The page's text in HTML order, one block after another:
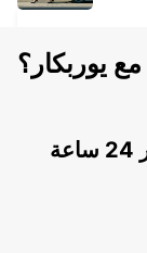
يوربكار؟